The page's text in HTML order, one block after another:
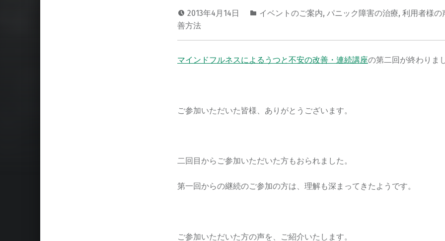
2013年4月14日 イベントのご案内, パニック障害の治療, 利用者様の
善方法
マインドフルネスによるうつと不安の改善・連続講座の第二回が終わりま
ご参加いただいた皆様、ありがとうございます。
二回目からご参加いただいた方もおられました。
第一回からの継続のご参加の方は、理解も深まってきたようです。
ご参加いただいた方の声を、ご紹介いたします。